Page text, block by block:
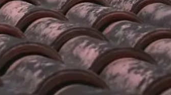
endommagées ? Sachez que notre entreprise de
renovation a les capacité et aptitudes pour prendre
Qualifiés et disposant de plusieurs années
domaine de la toiture, nous pouvons effectuer
comme la réparation de vos tuiles ; nous sommes à
demande en travaux de toit. Que ce soit pour la
la réparation de toit ; vous pouvez compter sur notre
concevoir des travaux fiables peu importe les
de Molitg Les Bains.